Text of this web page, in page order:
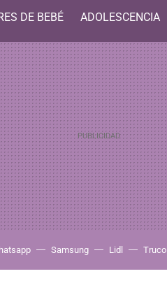
DE BEBÉ ADOLESCENCIA
Samsung Lidl Truco